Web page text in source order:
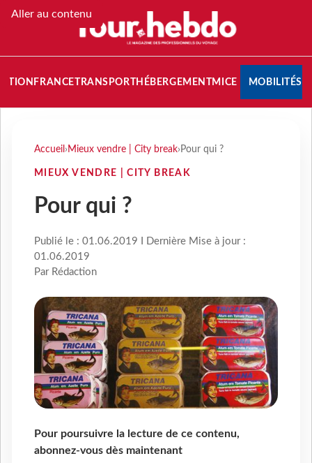
Aller au contenu
FRANCETRANSPORT HÉBERGEMENTMICE MOBILITÉS
Accueil › Mieux vendre | City break› Pour qui ?
MIEUX VENDRE | CITY BREAK
Pour qui ?
Publié le : 01.06.2019 I Dernière Mise à jour :
01.06.2019
Par Rédaction
Pour poursuivre la lecture de ce contenu,
abonnez-vous dès maintenant